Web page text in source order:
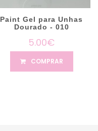
Paint Gel para Unhas
Dourado - 010
5.00€
COMPRAR